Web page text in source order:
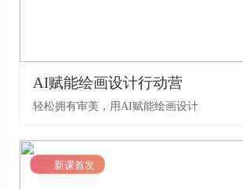
AI赋能绘画设计行动营
轻松拥有审美，用AI赋能绘画设计
新课首发